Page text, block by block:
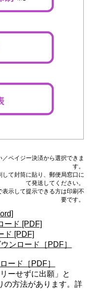
ペイジー決済から選択できま
す。
て封筒に貼り、郵便局窓口に
て発送してください。
示して提示できる方は印刷不
要です。
ード [PDF]
ド [PDF]
ンロード［PDF］
ード［PDF］
ーせずに出願」と
の方法があります。詳